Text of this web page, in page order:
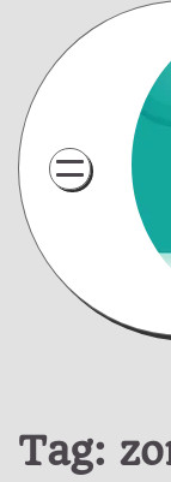
content
Tag: